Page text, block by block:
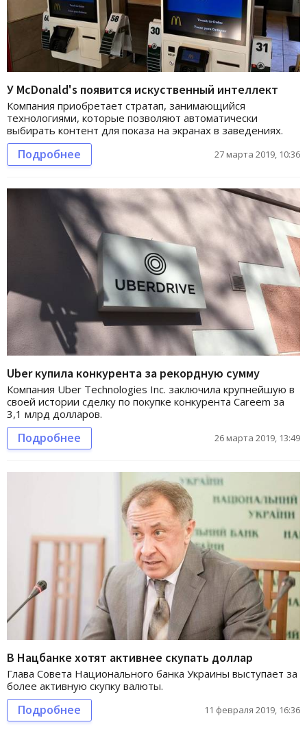
У McDonald's появится искуственный интеллект
Компания приобретает стратап, занимающийся
технологиями, которые позволяют автоматически
выбирать контент для показа на экранах в заведениях.
Подробнее 27 марта 2019, 10:36
Uber купила конкурента за рекордную сумму
Компания Uber Technologies Inc. заключила крупнейшую в
своей истории сделку по покупке конкурента Careem за
3,1 млрд долларов.
Подробнее 26 марта 2019, 13:49
В Нацбанке хотят активнее скупать доллар
Глава Совета Национального банка Украины выступает за
более активную скупку валюты.
Подробнее 11 февраля 2019, 16:36